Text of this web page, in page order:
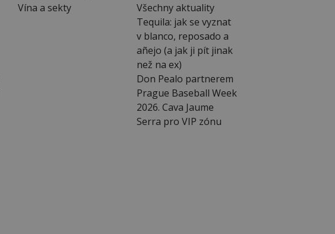
Vína a sekty
Všechny aktuality
Tequila: jak se vyznat
v blanco, reposado a
añejo (a jak ji pít jinak
než na ex)
Don Pealo partnerem
Prague Baseball Week
2026. Cava Jaume
Serra pro VIP zónu